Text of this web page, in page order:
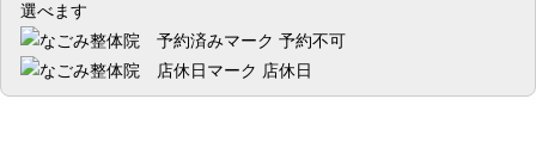
選べます
予約不可
店休日